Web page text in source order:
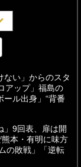
ない」からのスタ
アップ」福島の
ル出身」“背番
」9回表、扉は開
本・有明に味方
の敗戦」「逆転